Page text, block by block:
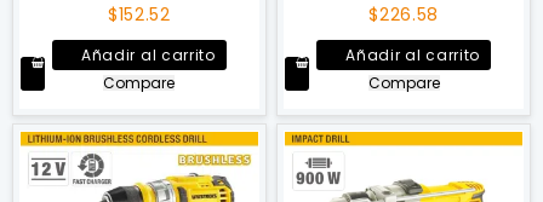
$152.52
Añadir al carrito
Compare
$226.58
Añadir al carrito
Compare